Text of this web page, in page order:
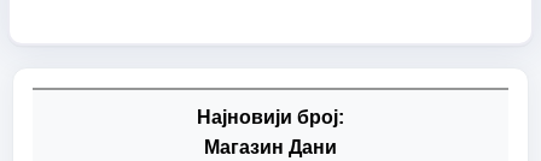
Најновији број:
Магазин Дани